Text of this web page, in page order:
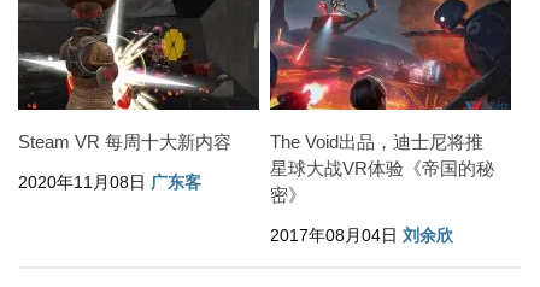
Steam VR 每周十大新内容
2020年11月08日 广东客
The Void出品，迪士尼将推
星球大战VR体验《帝国的秘
密》
2017年08月04日 刘余欣